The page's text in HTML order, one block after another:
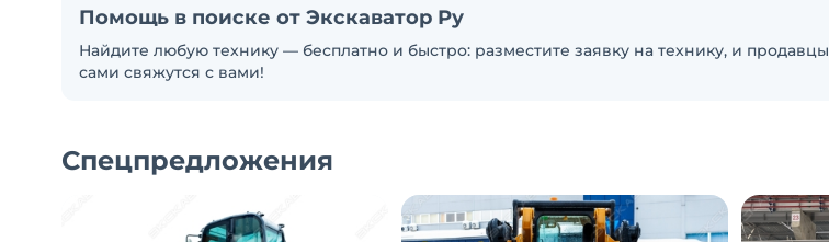
Помощь в поиске от Экскаватор Ру
Найдите любую технику — бесплатно и быстро: разместите заявку на технику, и продавцы
сами свяжутся с вами!
Спецпредложения